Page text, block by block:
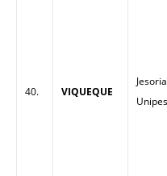
40. VIQUEQUE
Jesoria